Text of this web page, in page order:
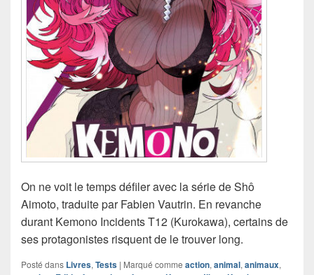
On ne voit le temps défiler avec la série de Shô
Aimoto, traduite par Fabien Vautrin. En revanche
durant Kemono Incidents T12 (Kurokawa), certains de
ses protagonistes risquent de le trouver long.
Posté dans Livres, Tests | Marqué comme action, animal, animaux,